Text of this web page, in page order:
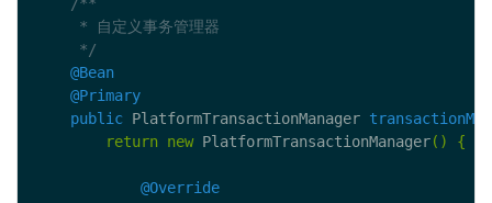
     */
@Bean
@Primary
public PlatformTransactionManager
return
new PlatformTransactionManager() {
@Override